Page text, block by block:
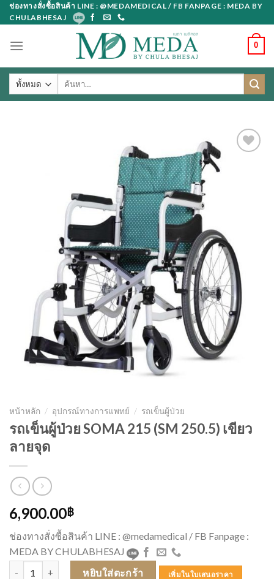
Skip
to
ช่องทางสั่งซื้อสินค้า LINE : @MEDAMEDICAL / FB FANPAGE : MEDA BY
CHULABHESAJ
0
ค้นหา:
หน้าหลัก / อุปกรณ์ทางการแพทย์ / รถเข็นผู้ป่วย
รถเข็นผู้ป่วย SOMA 215 (SM 250.5) เขียว
ลายจุด
6,900.00฿
ช่องทางสั่งซื้อสินค้า LINE : @medamedical / FB Fanpage :
MEDA BY CHULABHESAJ
จำนวน รถเข็นผู้ป่วย SOMA 215 (SM 250.5) เขียวลายจุด ชิ้น
หยิบใส่ตะกร้า เพิ่มในใบเสนอราคา